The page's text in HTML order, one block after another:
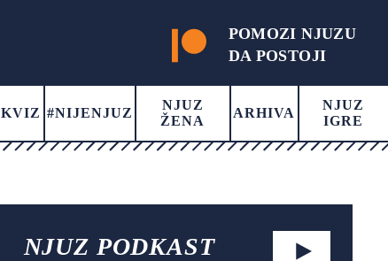
POMOZI NJUZU
DA POSTOJI
KVIZ #NIJENJUZ
NJUZ
ŽENA
ARHIVA
NJUZ
IGRE
NJUZ PODKAST